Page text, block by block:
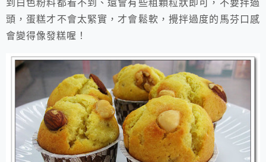
到白色粉料都看不到、還會有些粗顆粒狀即可，不要拌過
頭，蛋糕才不會太緊實，才會鬆軟，攪拌過度的馬芬口感
會變得像發糕喔！